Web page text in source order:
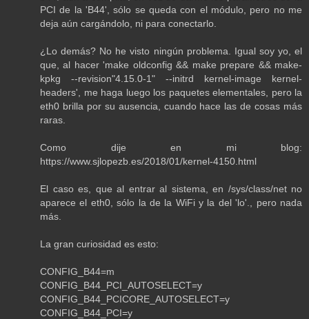
PCI de la 'B44', sólo se queda con el módulo, pero no me
deja aún cargándolo, ni para conectarlo.
¿Lo demás? No he visto ningún problema. Igual soy yo, el
que, al hacer 'make oldconfig && make prepare && make-
kpkg --revision"4.15.0-1" --initrd kernel-image kernel-
headers', me haga luego los paquetes elementales, pero la
eth0 brilla por su ausencia, cuando hace las de cosas más
raras.
Como dije en mi blog:
https://www.sjlopezb.es/2018/01/kernel-4150.html
El caso es, que al entrar al sistema, en /sys/class/net no
aparece el eth0, sólo la de la WiFi y la del 'lo'., pero nada
más.
La gran curiosidad es esto:
CONFIG_B44=m
CONFIG_B44_PCI_AUTOSELECT=y
CONFIG_B44_PCICORE_AUTOSELECT=y
CONFIG_B44_PCI=y